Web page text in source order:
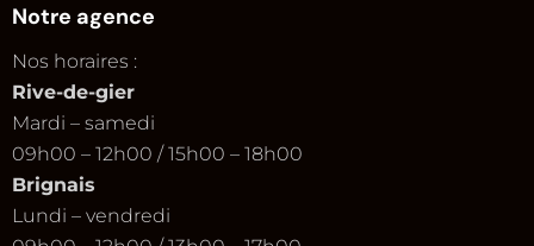
Notre agence
Nos horaires :
Rive-de-gier
Mardi – samedi
09h00 – 12h00 / 15h00 – 18h00
Brignais
Lundi – vendredi